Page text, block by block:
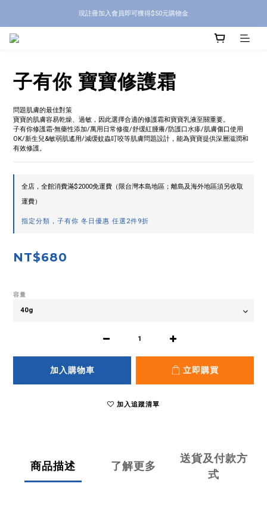
現註冊加入會員即可獲得$50元購物金
子有你 寶寶修護霜
問題肌膚的最佳對策
寶寶的肌膚容易乾燥、過敏，因此選擇合適的修護霜和寶寶乳液至關重要。
子有你修護霜-無藥性添加/萬用日常修復/舒缓紅腫癢/防護口水瘆/肌膚傷口使用
OK/新生兒&敏弱肌遙用/減缓蚊蟲叮咬等肌膚問題設計，能為寶寶提供深層滋潤和
有效修護。
全店，全館消費滿$2000免運費（限台灣本島地區；離島及海外地區須另收取
運費）
指定分類，子有你 冬日優惠 任選2件9折
NT$680
容量
加入購物車 立即購買
加入追蹤清單
商品描述 了解更多
送貨及付款方
式